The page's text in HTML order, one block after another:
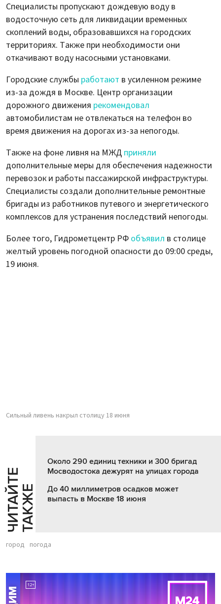
Специалисты пропускают дождевую воду в
водосточную сеть для ликвидации временных
скоплений воды, образовавшихся на городских
территориях. Также при необходимости они
откачивают воду насосными установками.
Городские службы работают в усиленном режиме
из-за дождя в Москве. Центр организации
дорожного движения рекомендовал
автомобилистам не отвлекаться на телефон во
время движения на дорогах из-за непогоды.
Также на фоне ливня на МЖД приняли
дополнительные меры для обеспечения надежности
перевозок и работы пассажирской инфраструктуры.
Специалисты создали дополнительные ремонтные
бригады из работников путевого и энергетического
комплексов для устранения последствий непогоды.
Более того, Гидрометцентр РФ объявил в столице
желтый уровень погодной опасности до 09:00 среды,
19 июня.
Сильный ливень накрыл столицу 18 июня
Ч
И
Т
АЙ
Т
Е
Т
А
К
ЖЕ
Около 290 единиц техники и 300 бригад
Мосводостока дежурят на улицах города
До 40 миллиметров осадков может
выпасть в Москве 18 июня
город погода